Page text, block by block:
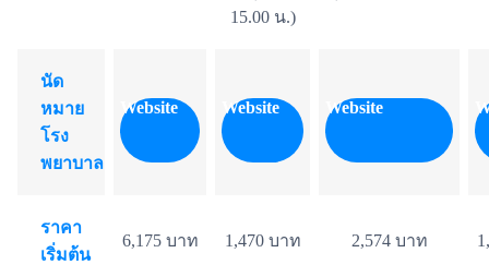
15.00 น.)
นัด
หมาย
โรง
พยาบาล
Website Website Website
ราคา
เริ่มต้น
6,175 บาท 1,470 บาท 2,574 บาท